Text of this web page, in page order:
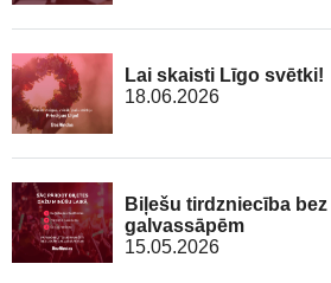
Lai skaisti Līgo svētki!
18.06.2026
Biļešu tirdzniecība
galvassāpēm
15.05.2026